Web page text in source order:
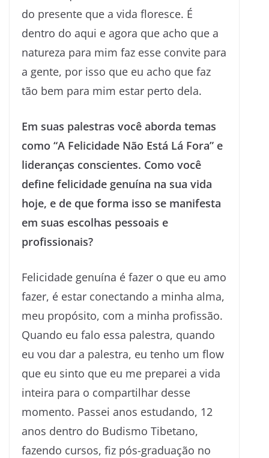
do presente que a vida floresce. É
dentro do aqui e agora que acho que a
natureza para mim faz esse convite para
a gente, por isso que eu acho que faz
tão bem para mim estar perto dela.
Em suas palestras você aborda temas
como “A Felicidade Não Está Lá Fora” e
lideranças conscientes. Como você
define felicidade genuína na sua vida
hoje, e de que forma isso se manifesta
em suas escolhas pessoais e
profissionais?
Felicidade genuína é fazer o que eu amo
fazer, é estar conectando a minha alma,
meu propósito, com a minha profissão.
Quando eu falo essa palestra, quando
eu vou dar a palestra, eu tenho um flow
que eu sinto que eu me preparei a vida
inteira para o compartilhar desse
momento. Passei anos estudando, 12
anos dentro do Budismo Tibetano,
fazendo cursos, fiz pós-graduação no